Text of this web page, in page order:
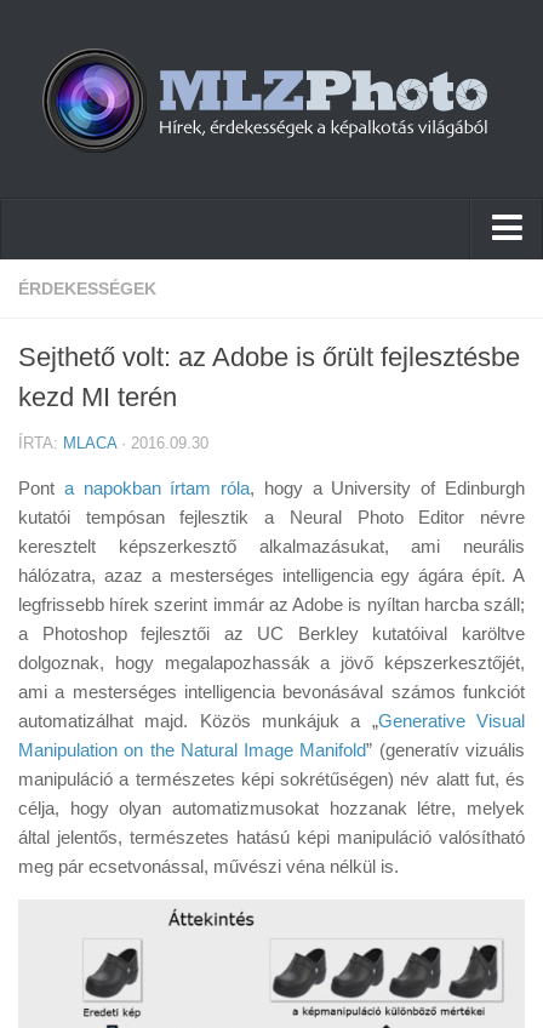
Hírek
Cikkek
Tudástár
Tanácsok
Érdekességek
Helyszíni Riport
E-BB
ÉRDEKESSÉGEK
Sejthető volt: az Adobe is őrült fejlesztésbe
kezd MI terén
ÍRTA: MLACA· 2016.09.30
Pont a napokban írtam róla, hogy a University of Edinburgh
kutatói tempósan fejlesztik a Neural Photo Editor névre
keresztelt képszerkesztő alkalmazásukat, ami neurális
hálózatra, azaz a mesterséges intelligencia egy ágára épít. A
legfrissebb hírek szerint immár az Adobe is nyíltan harcba száll;
a Photoshop fejlesztői az UC Berkley kutatóival karöltve
dolgoznak, hogy megalapozhassák a jövő képszerkesztőjét,
ami a mesterséges intelligencia bevonásával számos funkciót
automatizálhat majd. Közös munkájuk a „Generative Visual
Manipulation on the Natural Image Manifold” (generatív vizuális
manipuláció a természetes képi sokrétűségen) név alatt fut, és
célja, hogy olyan automatizmusokat hozzanak létre, melyek
által jelentős, természetes hatású képi manipuláció valósítható
meg pár ecsetvonással, művészi véna nélkül is.